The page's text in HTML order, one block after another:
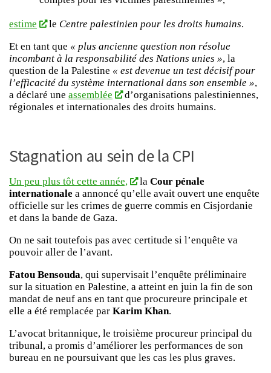
estime le Centre palestinien pour les droits humains.
Et en tant que « plus ancienne question non résolue
incombant à la responsabilité des Nations unies », la
question de la Palestine « est devenue un test décisif pour
l’efficacité du système international dans son ensemble »,
a déclaré une assemblée
d’organisations palestiniennes,
régionales et internationales des droits humains.
Stagnation au sein de la CPI
Un peu plus tôt cette année, la Cour pénale
internationale a annoncé qu’elle avait ouvert une enquête
officielle sur les crimes de guerre commis en Cisjordanie
et dans la bande de Gaza.
On ne sait toutefois pas avec certitude si l’enquête va
pouvoir aller de l’avant.
Fatou Bensouda, qui supervisait l’enquête préliminaire
sur la situation en Palestine, a atteint en juin la fin de son
mandat de neuf ans en tant que procureure principale et
elle a été remplacée par Karim Khan.
L’avocat britannique, le troisième procureur principal du
tribunal, a promis d’améliorer les performances de son
bureau en ne poursuivant que les cas les plus graves.